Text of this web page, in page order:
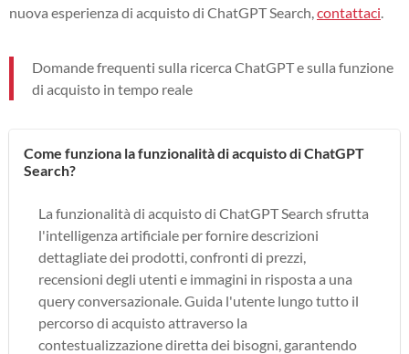
nuova esperienza di acquisto di ChatGPT Search, contattaci
Domande frequenti sulla ricerca ChatGPT e sulla funzione
di acquisto in tempo reale
Come funziona la funzionalità di acquisto di ChatGPT
Search?
La funzionalità di acquisto di ChatGPT Search sfrutta
l'intelligenza artificiale per fornire descrizioni
dettagliate dei prodotti, confronti di prezzi,
recensioni degli utenti e immagini in risposta a una
query conversazionale. Guida l'utente lungo tutto il
percorso di acquisto attraverso la
contestualizzazione diretta dei bisogni, garantendo